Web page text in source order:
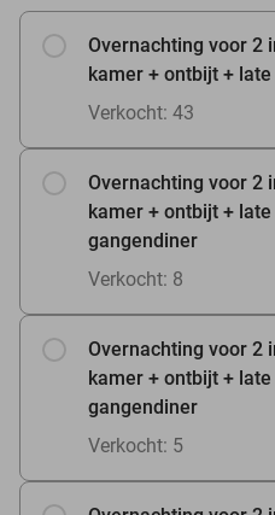
Overnachting voor 2
kamer + ontbijt +
Verkocht: 43
Overnachting voor 2
kamer + ontbijt +
gangendiner
Verkocht: 8
Overnachting voor 2
kamer + ontbijt +
gangendiner
Verkocht: 5